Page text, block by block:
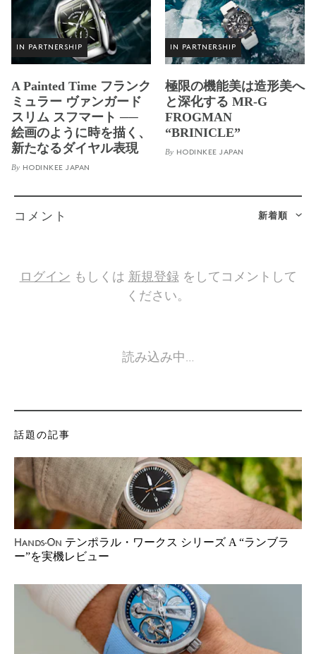
IN PARTNERSHIP
A Painted Time フランク
ミュラー ヴァンガード
スリム スフマート ──
絵画のように時を描く、
新たなるダイヤル表現
By HODINKEE JAPAN
IN PARTNERSHIP
極限の機能美は造形美へ
と深化する MR-G
FROGMAN
“BRINICLE”
By HODINKEE JAPAN
新着順
コメント
ログイン もしくは 新規登録をしてコメントして
ください。
読み込み中…
話題の記事
Hands-On テンポラル・ワークス シリーズ A “ランブラ
ー”を実機レビュー